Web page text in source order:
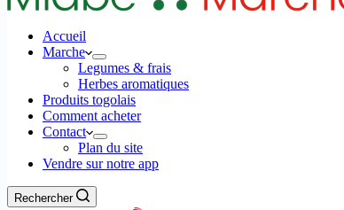
Accueil
Marche
Legumes & frais
Herbes aromatiques
Produits togolais
Comment acheter
Contact
Plan du site
Vendre sur notre app
Rechercher